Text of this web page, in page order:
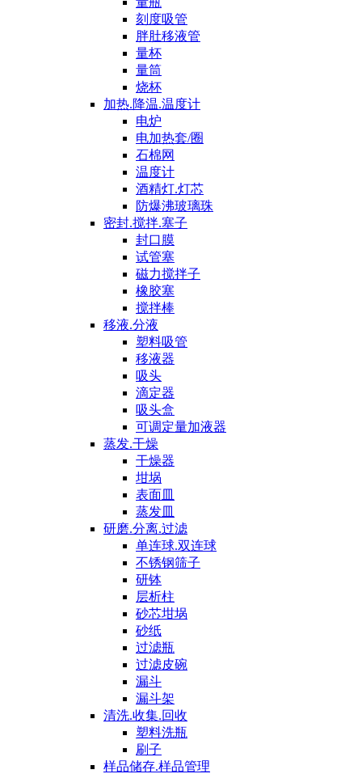
刻度吸管
胖肚移液管
量杯
量筒
烧杯
加热.降温.温度计
电炉
电加热套/圈
石棉网
温度计
酒精灯.灯芯
防爆沸玻璃珠
密封.搅拌.塞子
封口膜
试管塞
磁力搅拌子
橡胶塞
搅拌棒
移液.分液
塑料吸管
移液器
吸头
滴定器
吸头盒
可调定量加液器
蒸发.干燥
干燥器
坩埚
表面皿
蒸发皿
研磨.分离.过滤
单连球.双连球
不锈钢筛子
研钵
层析柱
砂芯坩埚
砂纸
过滤瓶
过滤皮碗
漏斗
漏斗架
清洗.收集.回收
塑料洗瓶
刷子
样品储存.样品管理